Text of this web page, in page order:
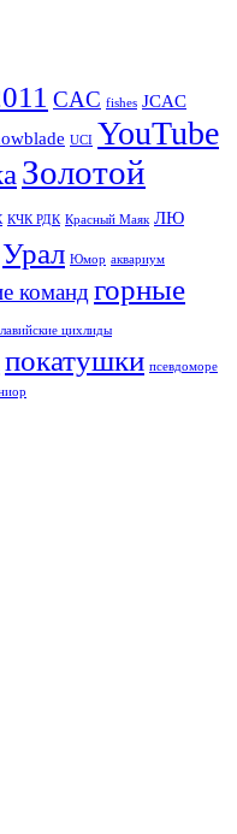
CAC fishes JCAC
UCI YouTube
Золотой
КЧК РДК Красный Маяк ЛЮ
Урал Юмор аквариум
командгорные
цихлиды
покатушки псевдоморе